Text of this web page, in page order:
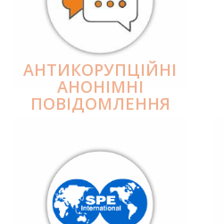
АНТИКОРУПЦІЙНІ
АНОНІМНІ
ПОВІДОМЛЕННЯ